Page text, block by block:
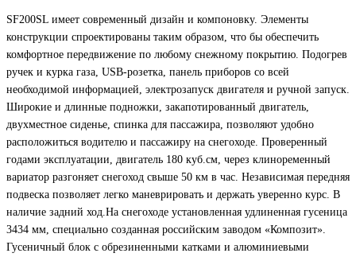
SF200SL имеет современный дизайн и компоновку. Элементы
конструкции спроектированы таким образом, что бы обеспечить
комфортное передвижение по любому снежному покрытию. Подогрев
ручек и курка газа, USB-розетка, панель приборов со всей
необходимой информацией, электрозапуск двигателя и ручной запуск.
Широкие и длинные подножки, закапотированный двигатель,
двухместное сиденье, спинка для пассажира, позволяют удобно
расположиться водителю и пассажиру на снегоходе. Проверенный
годами эксплуатации, двигатель 180 куб.см, через клиноременный
вариатор разгоняет снегоход свыше 50 км в час. Независимая передняя
подвеска позволяет легко маневрировать и держать уверенно курс. В
наличие задний ход.На снегоходе установленная удлиненная гусеница
3434 мм, специально созданная российским заводом «Композит».
Гусеничный блок с обрезиненными катками и алюминиевыми